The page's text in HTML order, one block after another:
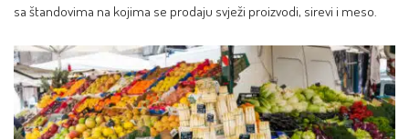
sa štandovima na kojima se prodaju svježi proizvodi, sirevi i meso.